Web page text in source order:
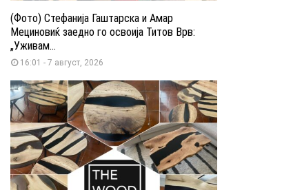
(Фото) Стефанија Гаштарска и Амар
Мециновиќ заедно го освоија Титов Врв:
„Уживам...
16:01 - 7 август, 2026